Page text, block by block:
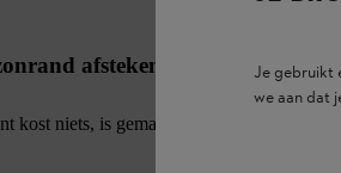
afsteken: voor- en nadelen
kost niets, is gemakkelijk aan te leggen
Je gebruikt
we aan dat